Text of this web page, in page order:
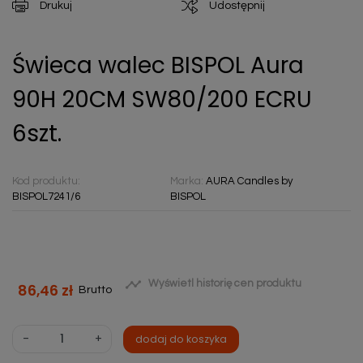
Drukuj Udostępnij
Świeca walec BISPOL Aura
90H 20CM SW80/200 ECRU
6szt.
Kod produktu:
BISPOL7241/6
Marka:AURA Candles by
BISPOL
86,46 zł Brutto  Wyświetl historię cen produktu
- + dodaj do koszyka